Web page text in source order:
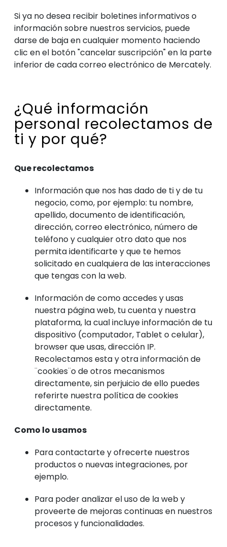
Si ya no desea recibir boletines informativos o
información sobre nuestros servicios, puede
darse de baja en cualquier momento haciendo
clic en el botón "cancelar suscripción" en la parte
inferior de cada correo electrónico de Mercately.
¿Qué información
personal recolectamos de
ti y por qué?
Que recolectamos
Información que nos has dado de ti y de tu
negocio, como, por ejemplo: tu nombre,
apellido, documento de identificación,
dirección, correo electrónico, número de
teléfono y cualquier otro dato que nos
permita identificarte y que te hemos
solicitado en cualquiera de las interacciones
que tengas con la web.
Información de como accedes y usas
nuestra página web, tu cuenta y nuestra
plataforma, la cual incluye información de tu
dispositivo (computador, Tablet o celular),
browser que usas, dirección IP.
Recolectamos esta y otra información de
¨cookies¨o de otros mecanismos
directamente, sin perjuicio de ello puedes
referirte nuestra política de cookies
directamente.
Como lo usamos
Para contactarte y ofrecerte nuestros
productos o nuevas integraciones, por
ejemplo.
Para poder analizar el uso de la web y
proveerte de mejoras continuas en nuestros
procesos y funcionalidades.